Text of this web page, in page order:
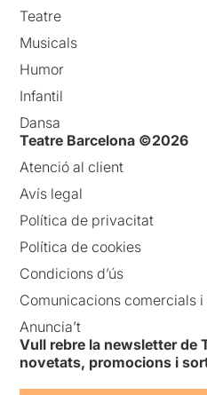
Teatre
Musicals
Humor
Infantil
Dansa
Teatre Barcelona ©2026
Atenció al client
Avís legal
Política de privacitat
Política de cookies
Condicions d’ús
Comunicacions comercials
Anuncia’t
Vull rebre la newsletter de
novetats, promocions i